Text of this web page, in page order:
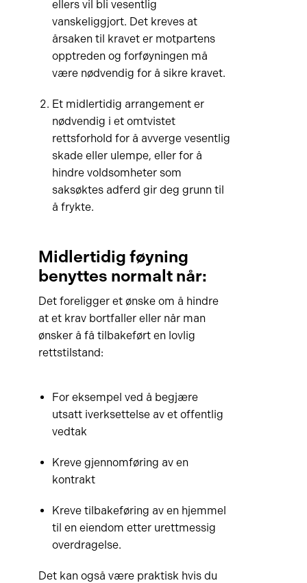
ellers vil bli vesentlig
vanskeliggjort. Det kreves at
årsaken til kravet er motpartens
opptreden og forføyningen må
være nødvendig for å sikre kravet.
Et midlertidig arrangement er
nødvendig i et omtvistet
rettsforhold for å avverge vesentlig
skade eller ulempe, eller for å
hindre voldsomheter som
saksøktes adferd gir deg grunn til
å frykte.
Midlertidig føyning
benyttes normalt når:
Det foreligger et ønske om å hindre
at et krav bortfaller eller når man
ønsker å få tilbakeført en lovlig
rettstilstand:
For eksempel ved å begjære
utsatt iverksettelse av et offentlig
vedtak
Kreve gjennomføring av en
kontrakt
Kreve tilbakeføring av en hjemmel
til en eiendom etter urettmessig
overdragelse.
Det kan også være praktisk hvis du